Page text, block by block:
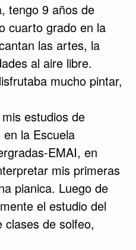
tengo 9 años de
cuarto grado en la
las artes, la
al aire libre.
mucho pintar,
estudios de
la Escuela
EMAI, en
mis primeras
pianica. Luego de
el estudio del
clases de solfeo,